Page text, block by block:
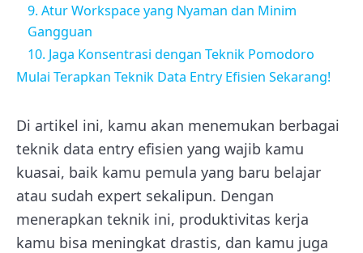
9. Atur Workspace yang Nyaman dan Minim
Gangguan
10. Jaga Konsentrasi dengan Teknik Pomodoro
Mulai Terapkan Teknik Data Entry Efisien Sekarang!
Di artikel ini, kamu akan menemukan berbagai
teknik data entry efisien yang wajib kamu
kuasai, baik kamu pemula yang baru belajar
atau sudah expert sekalipun. Dengan
menerapkan teknik ini, produktivitas kerja
kamu bisa meningkat drastis, dan kamu juga